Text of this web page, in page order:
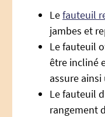
Lefauteuil
jambes et
Le fauteuil
être incliné
assure
Le fauteuil
rangement